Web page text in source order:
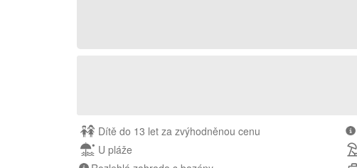
Dítě do 13 let za zvýhodněnou cenu
U pláže